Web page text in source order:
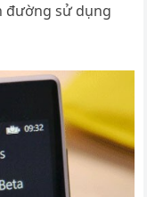
đường sử dụng